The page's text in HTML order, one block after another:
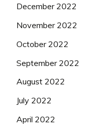
December 2022
November 2022
October 2022
September 2022
August 2022
July 2022
April 2022